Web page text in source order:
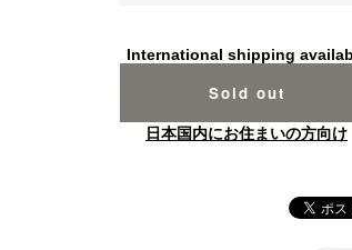
International shipping
Sold out
日本国内にお住まいの方向け